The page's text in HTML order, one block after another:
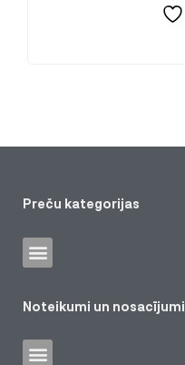
Preču kategorijas
Noteikumi un nosacījumi